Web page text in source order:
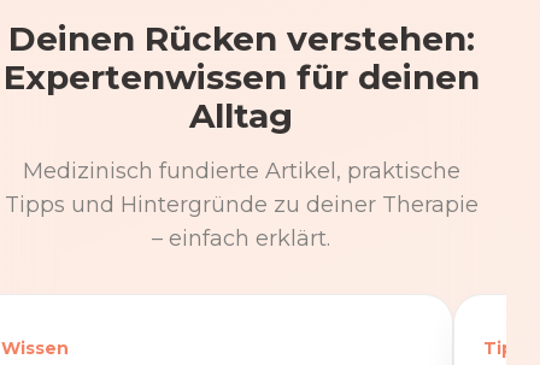
Deinen Rücken verstehen:
Expertenwissen für deinen
Alltag
Medizinisch fundierte Artikel, praktische
Tipps und Hintergründe zu deiner Therapie
– einfach erklärt.
Wissen Tipps